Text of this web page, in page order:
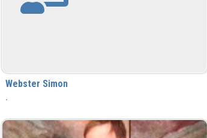
Webster Simon
.